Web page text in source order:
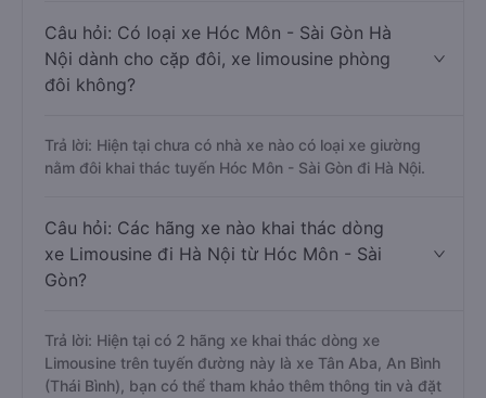
Câu hỏi: Có loại xe Hóc Môn - Sài Gòn Hà
Nội dành cho cặp đôi, xe limousine phòng
đôi không?
Trả lời: Hiện tại chưa có nhà xe nào có loại xe giường
nằm đôi khai thác tuyến Hóc Môn - Sài Gòn đi Hà Nội.
Câu hỏi: Các hãng xe nào khai thác dòng
xe Limousine đi Hà Nội từ Hóc Môn - Sài
Gòn?
Trả lời: Hiện tại có 2 hãng xe khai thác dòng xe
Limousine trên tuyến đường này là xe Tân Aba, An Bình
(Thái Bình), bạn có thể tham khảo thêm thông tin và đặt